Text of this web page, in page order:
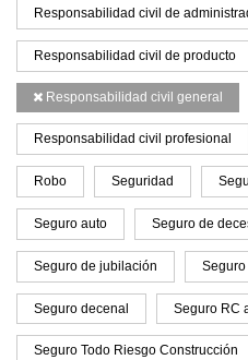
Responsabilidad civil de
Responsabilidad civil de producto
Responsabilidad civil general
Responsabilidad civil profesional
Robo Seguridad
Seguro auto Seguro de
Seguro de jubilación
Seguro decenal Seguro RC
Seguro Todo Riesgo Construcción